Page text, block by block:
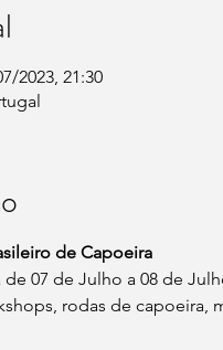
2023, 21:30
de Capoeira
07 de Julho a 08 de
rodas de capoeira,